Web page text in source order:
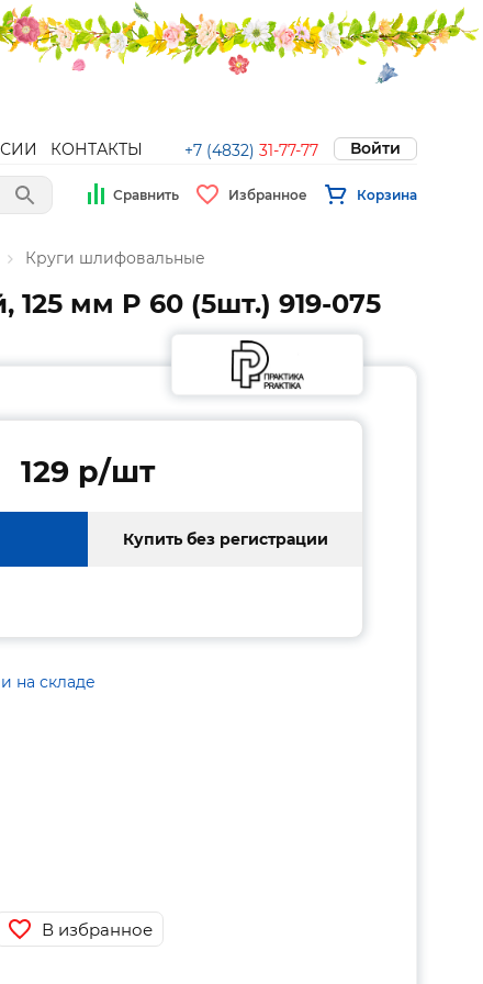
КОНТАКТЫ +7 (4832) 31-77-77 Войти
Сравнить Избранное Корзина
Круги шлифовальные
мм P 60 (5шт.) 919-075
129 p/шт
Купить без регистрации
на складе
В избранное